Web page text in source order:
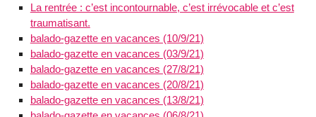
La rentrée : c’est incontournable, c’est irrévocable et c’est
traumatisant.
balado-gazette en vacances (10/9/21)
balado-gazette en vacances (03/9/21)
balado-gazette en vacances (27/8/21)
balado-gazette en vacances (20/8/21)
balado-gazette en vacances (13/8/21)